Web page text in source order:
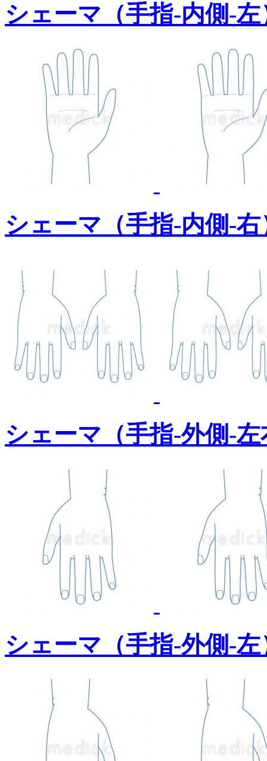
シェーマ（手指-内側-
シェーマ（手指-内側-
シェーマ（手指-外側-
シェーマ（手指-外側-